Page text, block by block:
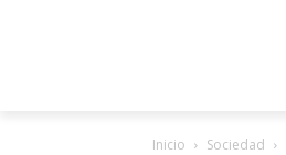
Inicio Sociedad